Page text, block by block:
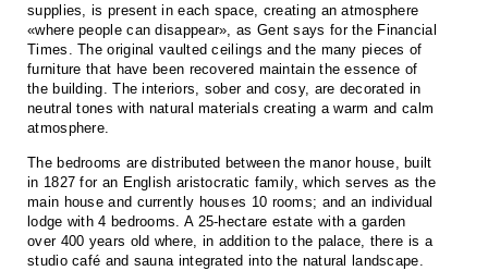
supplies, is present in each space, creating an atmosphere
«where people can disappear», as Gent says for the Financial
Times. The original vaulted ceilings and the many pieces of
furniture that have been recovered maintain the essence of
the building. The interiors, sober and cosy, are decorated in
neutral tones with natural materials creating a warm and calm
atmosphere.
The bedrooms are distributed between the manor house, built
in 1827 for an English aristocratic family, which serves as the
main house and currently houses 10 rooms; and an individual
lodge with 4 bedrooms. A 25-hectare estate with a garden
over 400 years old where, in addition to the palace, there is a
studio café and sauna integrated into the natural landscape.